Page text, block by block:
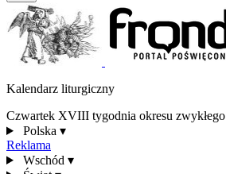
Kalendarz liturgiczny
Czwartek XVIII tygodnia okresu zwykłego
Polska ▾
Reklama
Wschód ▾